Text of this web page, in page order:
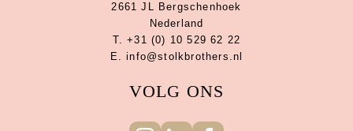
2661 JL Bergschenhoek
Nederland
T. +31 (0) 10 529 62 22
E. info@stolkbrothers.nl
VOLG ONS